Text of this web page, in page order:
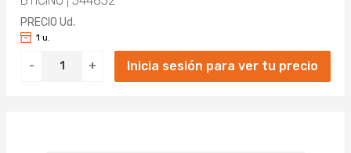
PRECIO Ud.
- +
1 u.
Inicia sesión para ver tu precio